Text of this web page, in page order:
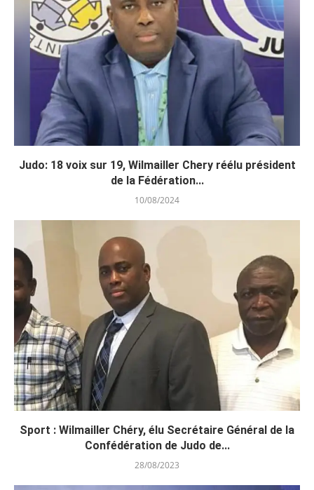
Judo: 18 voix sur 19, Wilmailler Chery réélu président
de la Fédération...
10/08/2024
Sport : Wilmailler Chéry, élu Secrétaire Général de la
Confédération de Judo de...
28/08/2023